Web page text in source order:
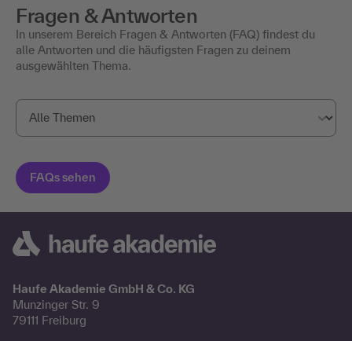
Fragen & Antworten
In unserem Bereich Fragen & Antworten (FAQ) findest du
alle Antworten und die häufigsten Fragen zu deinem
ausgewählten Thema.
Haufe Akademie GmbH & Co. KG
Munzinger Str. 9
79111 Freiburg